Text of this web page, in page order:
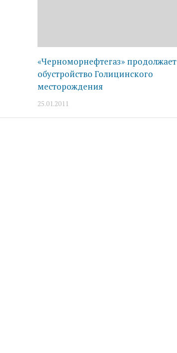
«Черноморнефтегаз» продолжает
обустройство Голицинского
месторождения
25.01.2011